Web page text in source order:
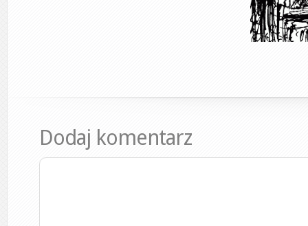
Dodaj komentarz